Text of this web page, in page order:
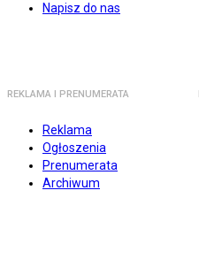
Napisz do nas
REKLAMA I PRENUMERATA
Reklama
Ogłoszenia
Prenumerata
Archiwum